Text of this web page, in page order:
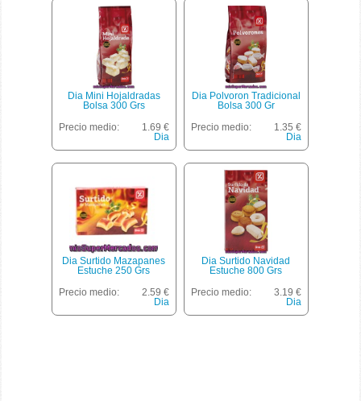
Dia Mini Hojaldradas
Bolsa 300 Grs
Precio medio:
1.69 €
Dia
Dia Polvoron Tradicional
Bolsa 300 Gr
Precio medio:
1.35 €
Dia
Dia Surtido Mazapanes
Estuche 250 Grs
Precio medio:
2.59 €
Dia
Dia Surtido Navidad
Estuche 800 Grs
Precio medio:
3.19 €
Dia